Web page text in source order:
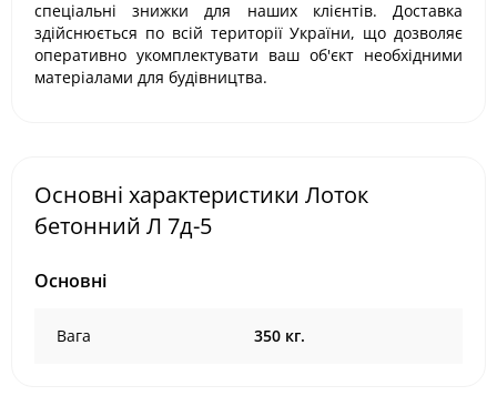
спеціальні знижки для наших клієнтів. Доставка
здійснюється по всій території України, що дозволяє
оперативно укомплектувати ваш об'єкт необхідними
матеріалами для будівництва.
Основні характеристики Лоток
бетонний Л 7д-5
Основні
Вага 350 кг.